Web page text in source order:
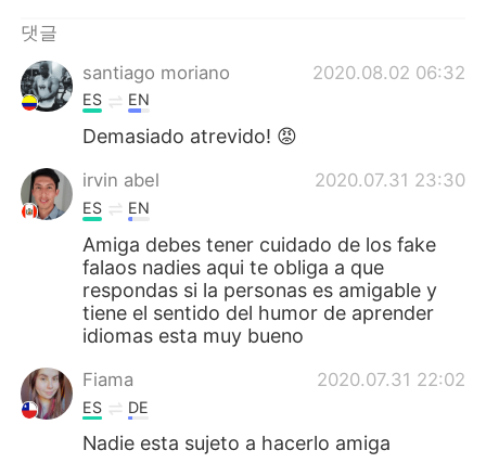
Português
댓글
santiago moriano
2020.08.02 06:32
ES EN
Demasiado atrevido! 😡
irvin abel 2020.07.31 23:30
ES EN
Amiga debes tener cuidado de los fake
falaos nadies aqui te obliga a que
respondas si la personas es amigable y
tiene el sentido del humor de aprender
idiomas esta muy bueno
Fiama 2020.07.31 22:02
ES DE
Nadie esta sujeto a hacerlo amiga